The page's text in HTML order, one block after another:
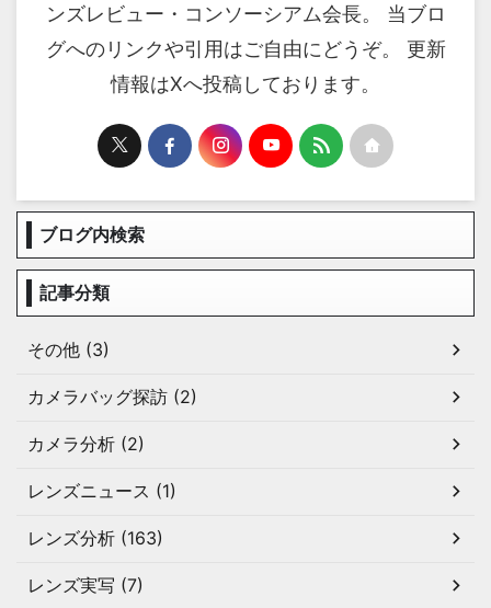
ンズレビュー・コンソーシアム会長。 当ブロ
グへのリンクや引用はご自由にどうぞ。 更新
情報はXへ投稿しております。
ブログ内検索
記事分類
その他 (3)
カメラバッグ探訪 (2)
カメラ分析 (2)
レンズニュース (1)
レンズ分析 (163)
レンズ実写 (7)